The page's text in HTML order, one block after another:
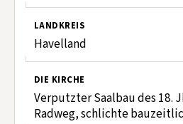
LANDKREIS
Havelland
DIE KIRCHE
Verputzter Saalbau des 18.
Radweg, schlichte